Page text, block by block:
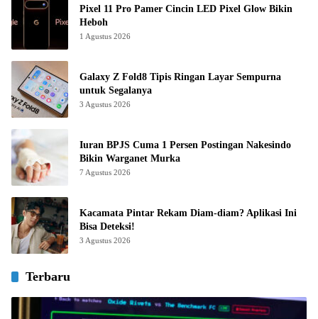
Pixel 11 Pro Pamer Cincin LED Pixel Glow Bikin
Heboh
1 Agustus 2026
Galaxy Z Fold8 Tipis Ringan Layar Sempurna
untuk Segalanya
3 Agustus 2026
Iuran BPJS Cuma 1 Persen Postingan Nakesindo
Bikin Warganet Murka
7 Agustus 2026
Kacamata Pintar Rekam Diam-diam? Aplikasi Ini
Bisa Deteksi!
3 Agustus 2026
Terbaru